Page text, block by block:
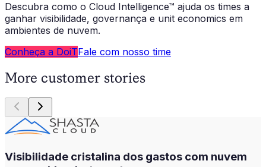
Descubra como o Cloud Intelligence™ ajuda os times a
ganhar visibilidade, governança e unit economics em
ambientes de nuvem.
Conheça a DoiTFale com nosso time
More customer stories
Visibilidade cristalina dos gastos com nuvem